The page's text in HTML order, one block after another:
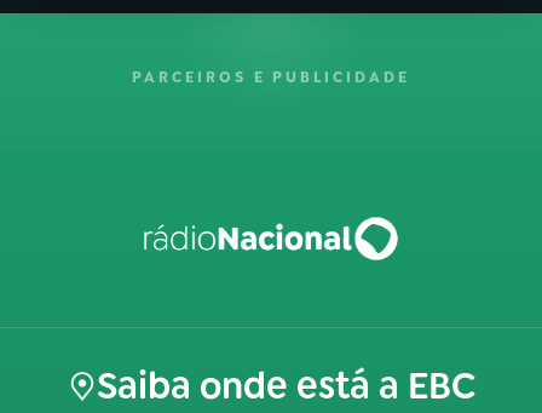
PARCEIROS E PUBLICIDADE
Saiba onde está a EBC